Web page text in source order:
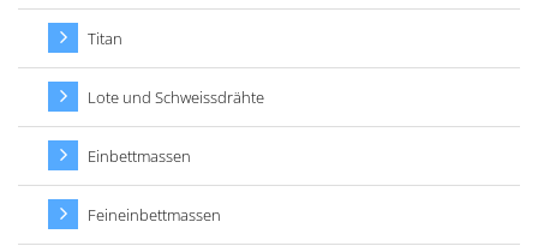
Titan
Lote und Schweissdrähte
Einbettmassen
Feineinbettmassen